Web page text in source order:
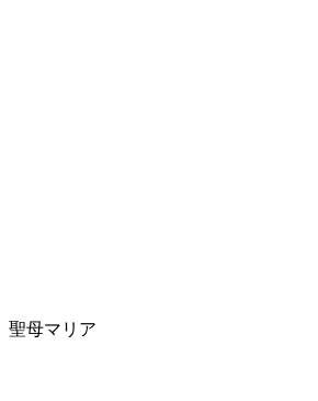
聖母マリア